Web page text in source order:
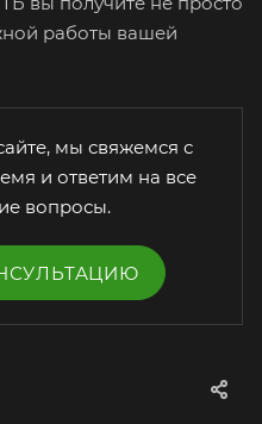
работы вашей
мы свяжемся с
и ответим на все
вопросы.